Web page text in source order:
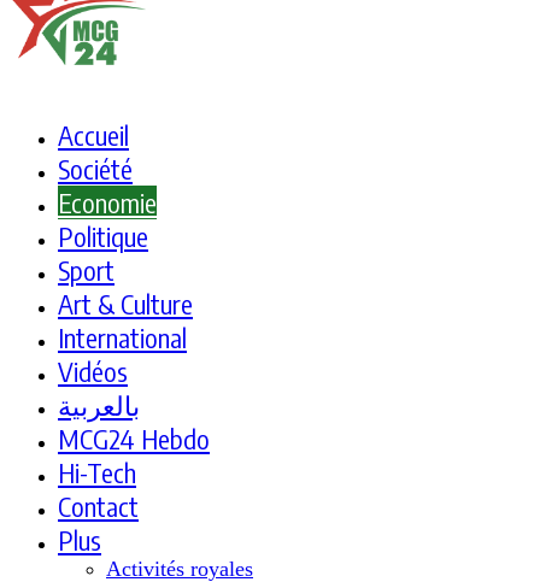
Accueil
Société
Economie
Politique
Sport
Art & Culture
International
Vidéos
بالعربية
MCG24 Hebdo
Hi-Tech
Contact
Plus
Activités royales